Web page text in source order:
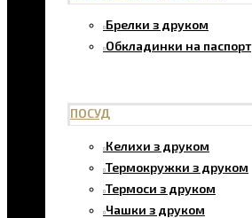
Брелки з друком
Обкладинки на паспорт
ПОСУД
Келихи з друком
Термокружки з друком
Термоси з друком
Чашки з друком